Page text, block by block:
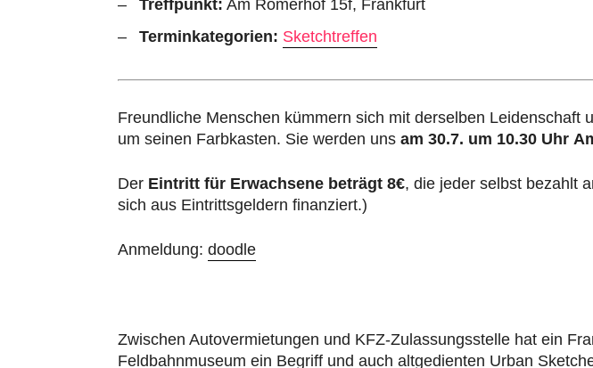
Treffpunkt: Am Römerhof 15f, Frankfurt
Terminkategorien: Sketchtreffen
Freundliche Menschen kümmern sich mit derselben
um seinen Farbkasten. Sie werden uns am 30.7. um 10.30 Uhr
Der Eintritt für Erwachsene beträgt 8€, die jeder selbst bezahlt
sich aus Eintrittsgeldern finanziert.)
Anmeldung: doodle
Zwischen Autovermietungen und KFZ-Zulassungsstelle hat ein
Feldbahnmuseum ein Begriff und auch altgedienten Urban